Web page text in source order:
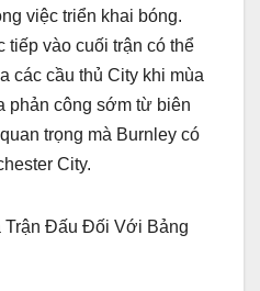
việc triển khai bóng.
vào cuối trận có thể
các cầu thủ City khi mùa
phản công sớm từ biên
trọng mà Burnley có
City.
Trận Đấu Đối Với Bảng